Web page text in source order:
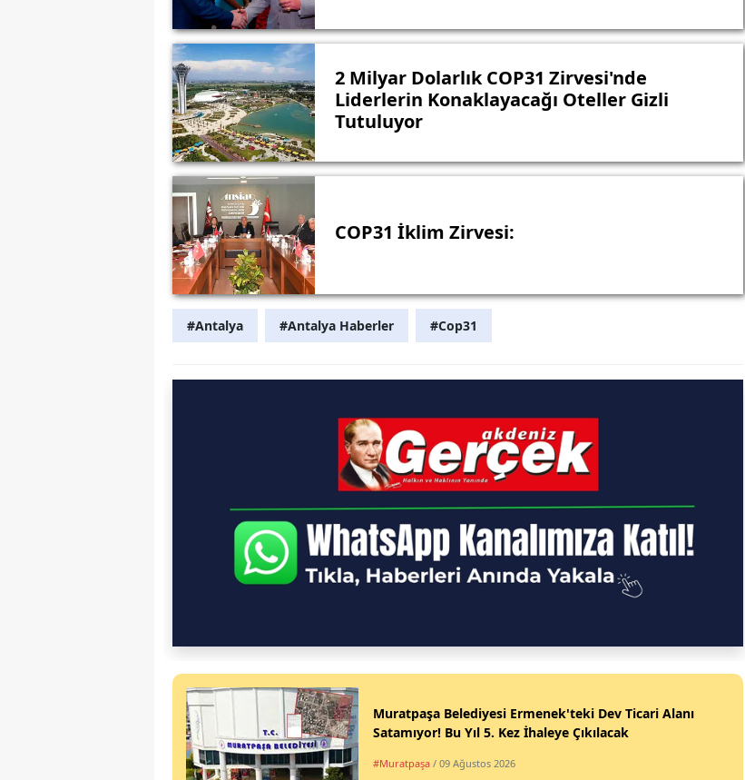
2 Milyar Dolarlık COP31 Zirvesi'nde
Liderlerin Konaklayacağı Oteller Gizli
Tutuluyor
COP31 İklim Zirvesi:
#Antalya #Antalya Haberler #Cop31
Muratpaşa Belediyesi Ermenek'teki Dev Ticari Alanı
Satamıyor! Bu Yıl 5. Kez İhaleye Çıkılacak
#Muratpaşa / 09 Ağustos 2026